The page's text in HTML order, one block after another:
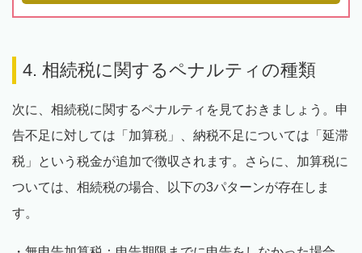
4. 相続税に関するペナルティの種類
次に、相続税に関するペナルティを見ておきましょう。申
告不足に対しては「加算税」、納税不足については「延滞
税」という税金が追加で徴収されます。さらに、加算税に
ついては、相続税の場合、以下の3パターンが存在しま
す。